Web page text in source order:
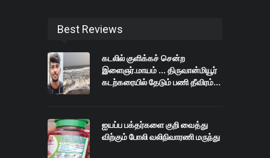
Best Reviews
கடலில் குளிக்கச் சென்ற
இளைஞர்.மாயம் ... திருவான்மியூர்
கடற்கரையில் தேடும் பணி தீவிரம்...
ஐயப்ப பக்தர்களை குறி வைத்து
விற்கும் போலி வலிநிவாரணி மருந்து